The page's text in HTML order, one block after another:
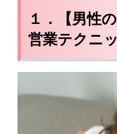
１．【男性
営業テクニ